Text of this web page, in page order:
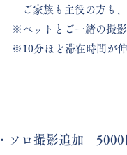
ご家族も主役の方も
​※ペットとご一緒の撮影
​※10分ほど滞在時間が
・ソロ撮影追加 5000